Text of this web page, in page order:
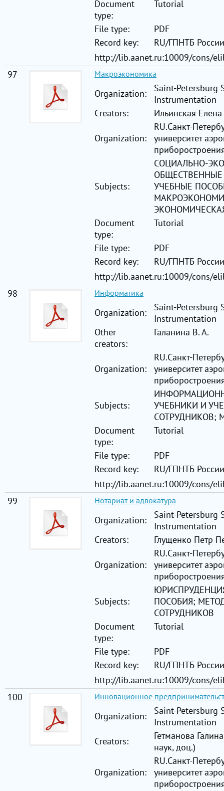
Document
type:
Tutorial
File type:
PDF
Record key:
RU/ГПНТБ
http://lib.aanet.ru:10009/cons/
97
Макроэкономика
Organization:
Saint-Petersburg
Instrumentation
Creators:
Ильинская
Organization:
RU.Санкт-
университет
Subjects:
СОЦИАЛЬНО-
УЧЕБНЫЕ
Document
type:
Tutorial
File type:
PDF
Record key:
RU/ГПНТБ
http://lib.aanet.ru:10009/cons/
98
Информатика
Organization:
Saint-Petersburg
Instrumentation
Other
creators:
Галанина В. А.
Organization:
RU.Санкт-
университет
Subjects:
УЧЕБНИКИ И
СОТРУДНИКОВ;
Document
type:
Tutorial
File type:
PDF
Record key:
RU/ГПНТБ
http://lib.aanet.ru:10009/cons/
99
Нотариат и адвокатура
Organization:
Saint-Petersburg
Instrumentation
Creators:
Глущенко Петр
Organization:
RU.Санкт-
университет
Subjects:
ПОСОБИЯ;
СОТРУДНИКОВ
Document
type:
Tutorial
File type:
PDF
Record key:
RU/ГПНТБ
http://lib.aanet.ru:10009/cons/
100
Инновационное
Organization:
Saint-Petersburg
Instrumentation
Creators:
Гетманова
наук, доц.)
Organization:
RU.Санкт-
университет